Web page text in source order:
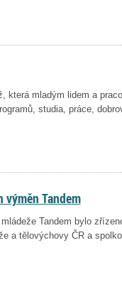
která mladým lidem a
studia, práce,
Tandem
Tandem bylo
a tělovýchovy ČR a